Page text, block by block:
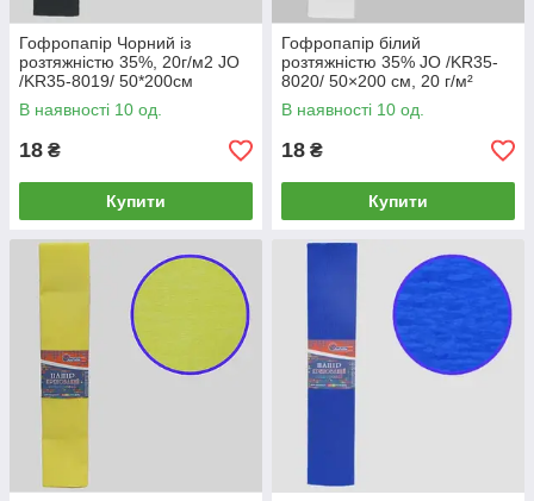
Гофропапір Чорний із
розтяжністю 35%, 20г/м2 JO
/KR35-8019/ 50*200см
В наявності 10 од.
18 ₴
Купити
Гофропапір білий
розтяжністю 35% JO /KR35-
8020/ 50×200 см, 20 г/м²
В наявності 10 од.
18 ₴
Купити